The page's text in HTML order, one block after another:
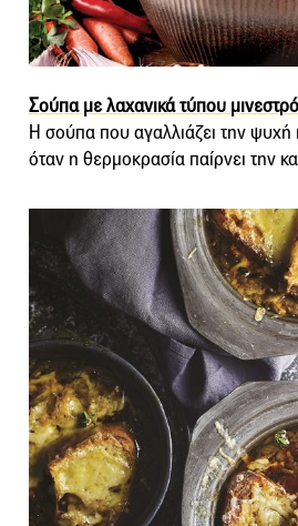
Σούπα με λαχανικά τύπου
Η σούπα που αγαλλιάζει την ψυχή
όταν η θερμοκρασία παίρνει την